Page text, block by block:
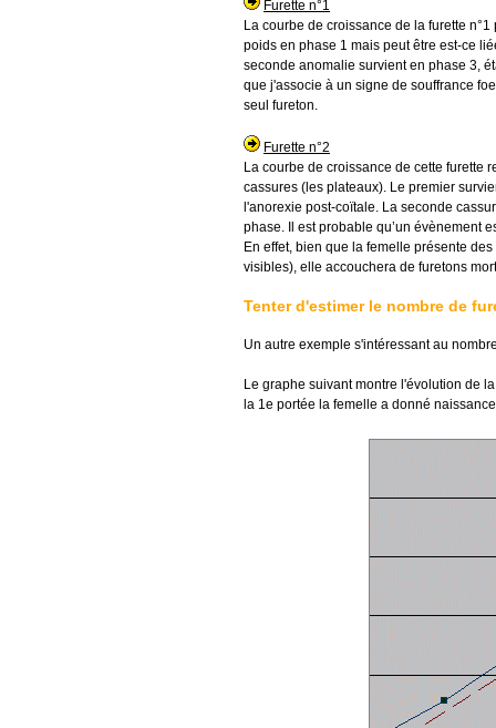
Furette n°1
La courbe de croissance de la furette
poids en phase 1 mais peut être est-ce
seconde anomalie survient en phase 3,
que j'associe à un signe de souffrance
seul fureton.
Furette n°2
La courbe de croissance de cette furette
cassures (les plateaux). Le premier
l'anorexie post-coïtale. La seconde
phase. Il est probable qu’un évènement
En effet, bien que la femelle présente
visibles), elle accouchera de furetons
Tenter d'estimer le nombre de
Un autre exemple s'intéressant au
Le graphe suivant montre l'évolution de
la 1e portée la femelle a donné